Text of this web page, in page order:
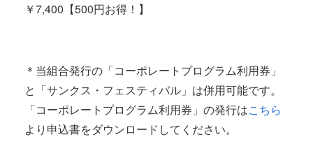
￥7,400【500円お得！】
＊当組合発行の「コーポレートプログラム利用券」
と「サンクス・フェスティバル」は併用可能です。
「コーポレートプログラム利用券」の発行はこちら
より申込書をダウンロードしてください。